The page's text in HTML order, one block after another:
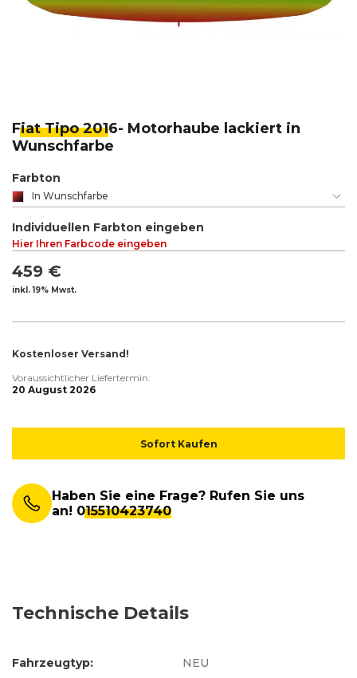
Fiat Tipo 2016- Motorhaube lackiert in
Wunschfarbe
Farbton
In Wunschfarbe
Individuellen Farbton eingeben
Hier Ihren Farbcode eingeben
459 €
inkl. 19% Mwst.
Kostenloser Versand!
Voraussichtlicher Liefertermin:
20 August 2026
Sofort Kaufen
Haben Sie eine Frage? Rufen Sie uns
an! 015510423740
Technische Details
Fahrzeugtyp: NEU